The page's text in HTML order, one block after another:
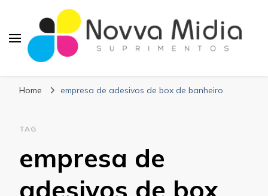
Suprimentos
Home empresa de adesivos de box de banheiro
TAG
empresa de
adesivos de box